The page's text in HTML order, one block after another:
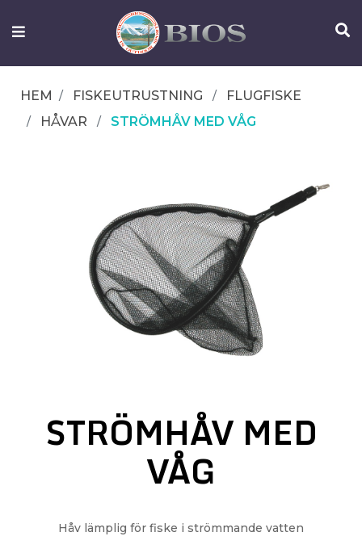
FISKEUTRUSTNING
OM
IFISH
HEM FISKEUTRUSTNING
FLUGFISKE
HÅVAR
STRÖMHÅV MED VÅG
STRÖMHÅV MED
VÅG
Håv lämplig för fiske i strömmande vatten